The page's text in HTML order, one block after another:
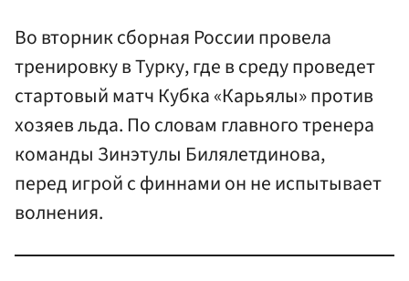
Во вторник сборная России провела
тренировку в Турку, где в среду проведет
стартовый матч Кубка «Карьялы» против
хозяев льда. По словам главного тренера
команды Зинэтулы Билялетдинова,
перед игрой с финнами он не испытывает
волнения.